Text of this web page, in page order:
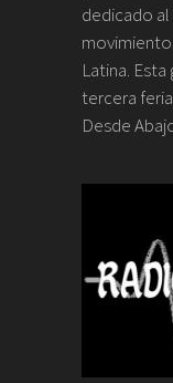
dedicado
Latina.
tercera
Desde